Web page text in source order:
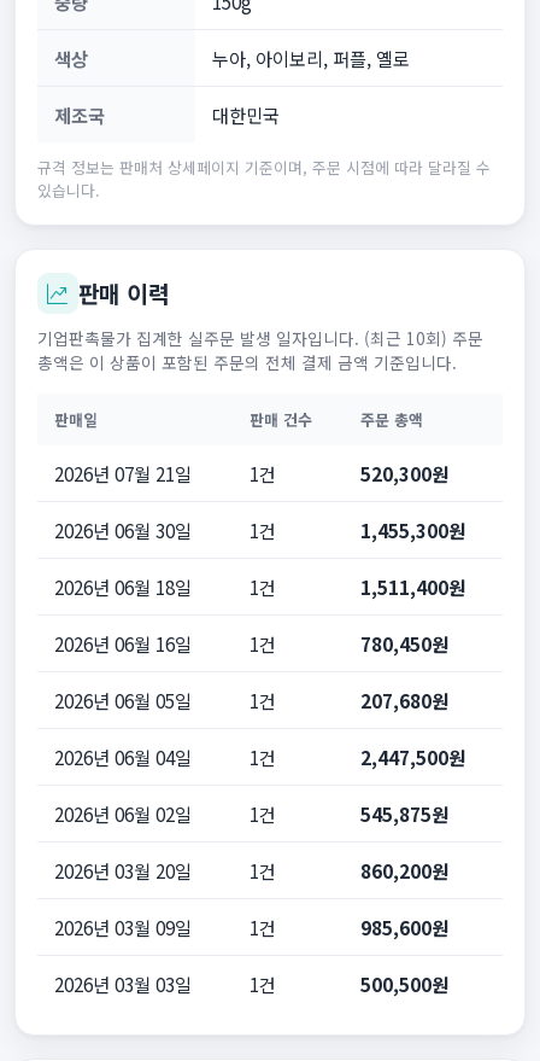
색상 누아, 아이보리, 퍼플, 옐로
제조국 대한민국
규격 정보는 판매처 상세페이지 기준이며, 주문 시점에 따라 달라질 수
있습니다.
판매 이력
기업판촉물가 집계한 실주문 발생 일자입니다. (최근 10회) 주문
총액은 이 상품이 포함된 주문의 전체 결제 금액 기준입니다.
판매일 판매 건수 주문 총액
2026년 07월 21일 1건 520,300원
2026년 06월 30일 1건 1,455,300원
2026년 06월 18일 1건 1,511,400원
2026년 06월 16일 1건 780,450원
2026년 06월 05일 1건 207,680원
2026년 06월 04일 1건 2,447,500원
2026년 06월 02일 1건 545,875원
2026년 03월 20일 1건 860,200원
2026년 03월 09일 1건 985,600원
2026년 03월 03일 1건 500,500원